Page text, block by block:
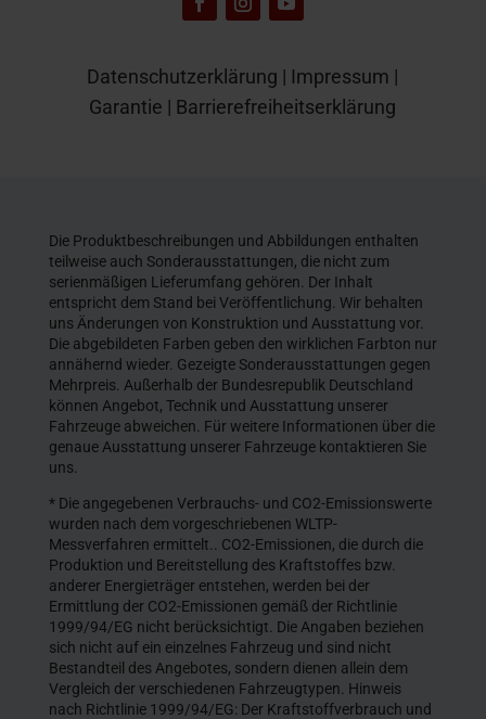
Datenschutzerklärung | Impressum |
Garantie | Barrierefreiheitserklärung
Die Produktbeschreibungen und Abbildungen enthalten
teilweise auch Sonderausstattungen, die nicht zum
serienmäßigen Lieferumfang gehören. Der Inhalt
entspricht dem Stand bei Veröffentlichung. Wir behalten
uns Änderungen von Konstruktion und Ausstattung vor.
Die abgebildeten Farben geben den wirklichen Farbton nur
annähernd wieder. Gezeigte Sonderausstattungen gegen
Mehrpreis. Außerhalb der Bundesrepublik Deutschland
können Angebot, Technik und Ausstattung unserer
Fahrzeuge abweichen. Für weitere Informationen über die
genaue Ausstattung unserer Fahrzeuge kontaktieren Sie
uns.
* Die angegebenen Verbrauchs- und CO2-Emissionswerte
wurden nach dem vorgeschriebenen WLTP-
Messverfahren ermittelt.. CO2-Emissionen, die durch die
Produktion und Bereitstellung des Kraftstoffes bzw.
anderer Energieträger entstehen, werden bei der
Ermittlung der CO2-Emissionen gemäß der Richtlinie
1999/94/EG nicht berücksichtigt. Die Angaben beziehen
sich nicht auf ein einzelnes Fahrzeug und sind nicht
Bestandteil des Angebotes, sondern dienen allein dem
Vergleich der verschiedenen Fahrzeugtypen. Hinweis
nach Richtlinie 1999/94/EG: Der Kraftstoffverbrauch und